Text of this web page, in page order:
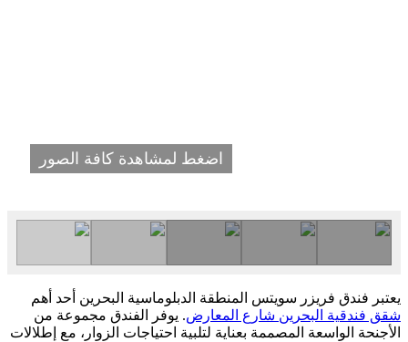
اضغط لمشاهدة كافة الصور
يعتبر فندق فريزر سويتس المنطقة الدبلوماسية البحرين أحد أهم
شقق فندقية البحرين شارع المعارض. يوفر الفندق مجموعة من
الأجنحة الواسعة المصممة بعناية لتلبية احتياجات الزوار، مع إطلالات